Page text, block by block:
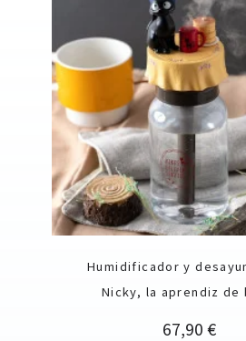
Humidificador y
Nicky, la aprendiz de
Precio
67,90 €